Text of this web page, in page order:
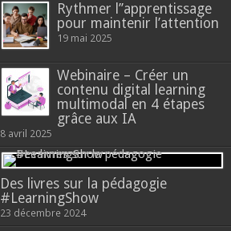
Rythmer l’’apprentissage
pour maintenir l’attention
19 mai 2025
Webinaire – Créer un
contenu digital learning
multimodal en 4 étapes
grâce aux IA
8 avril 2025
Des livres sur la pédagogie
#LearningShow
23 décembre 2024